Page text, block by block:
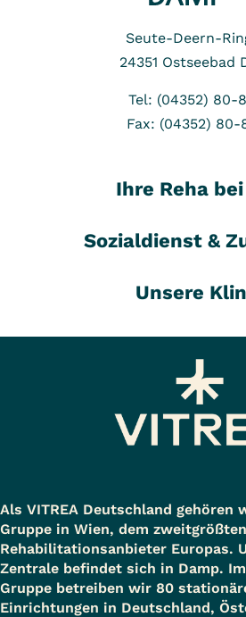
Seute-Deern-
24351 Ostseebad
Tel: (04352) 80-
Fax: (04352) 80-
Ihre Reha
Sozialdienst &
Unsere
Als VITREA Deutschland gehören
Gruppe in Wien, dem zweitgrößten
Rehabilitationsanbieter Europas.
Zentrale befindet sich in Damp.
Gruppe betreiben wir 80
Einrichtungen in Deutschland,